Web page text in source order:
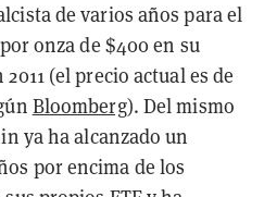
de varios años para el
onza de $400 en su
(el precio actual es de
Bloomberg). Del mismo
ya ha alcanzado un
por encima de los